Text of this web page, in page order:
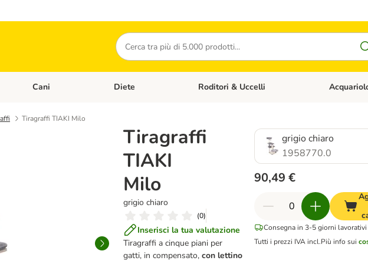
Cerca
Occasioni
Apri Menù Categoria: Gatti
Cani Apri Menù Categoria: Cani
Diete Apri Menù Categoria: Diete
Roditori & Uccelli Apri Menù
Tiragraffi TIAKI Milo
Tiragraffi
TIAKI
Milo
grigio chiaro
(0)
Inserisci la tua valutazione
Tiragraffi a cinque piani per
gatti, in compensato,con lettino
grigio chiaro
1958770.0
90,49 €
Consegna in 3-5 giorni lavorativi
Tutti i prezzi IVA incl.Più info sui